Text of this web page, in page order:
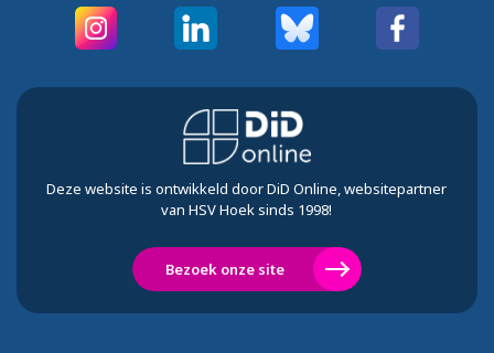
Deze website is ontwikkeld door DiD Online, websitepartner
van HSV Hoek sinds 1998!
Bezoek onze site